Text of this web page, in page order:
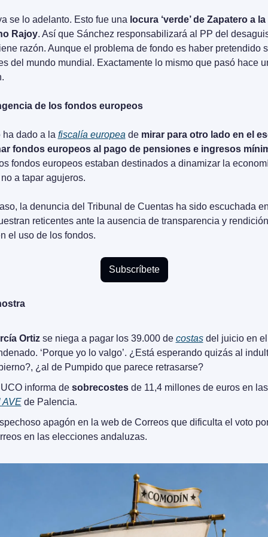
se lo adelanto. Esto fue una locura ‘verde’ de Zapatero a
Rajoy. Así que Sánchez responsabilizará al PP del
razón. Aunque el problema de fondo es haber pretendido
del mundo mundial. Exactamente lo mismo que pasó hace
de los fondos europeos
ha dado a la fiscalía europea de mirar para otro lado en el
fondos europeos al pago de pensiones e ingresos
fondos europeos estaban destinados a dinamizar la
a tapar agujeros.
la denuncia del Tribunal de Cuentas ha sido escuchada
reticentes ante la ausencia de transparencia y
el uso de los fondos.
Subscríbete
Ortiz se niega a pagar los 39.000 de costas del juicio en el
‘Porque yo lo valgo’. ¿Está esperando quizás al
¿al de Pumpido que parece retrasarse?
informa de sobrecostes de 11,4 millones de euros en
AVE de Palencia.
apagón en la web de Correos que dificulta el voto
en las elecciones andaluzas.